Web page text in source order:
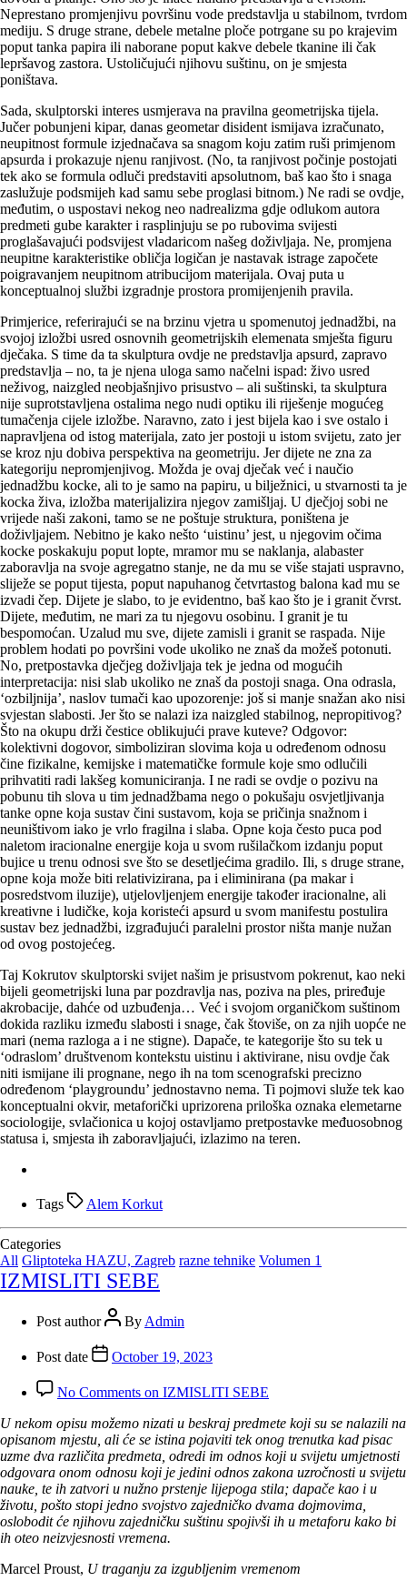
Neprestano promjenjivu površinu vode predstavlja u stabilnom, tvrdom
mediju. S druge strane, debele metalne ploče potrgane su po krajevim
poput tanka papira ili naborane poput kakve debele tkanine ili čak
lepršavog zastora. Ustoličujući njihovu suštinu, on je smjesta
poništava.
Sada, skulptorski interes usmjerava na pravilna geometrijska tijela.
Jučer pobunjeni kipar, danas geometar disident ismijava izračunato,
neupitnost formule izjednačava sa snagom koju zatim ruši primjenom
apsurda i prokazuje njenu ranjivost. (No, ta ranjivost počinje postojati
tek ako se formula odluči predstaviti apsolutnom, baš kao što i snaga
zaslužuje podsmijeh kad samu sebe proglasi bitnom.) Ne radi se ovdje,
međutim, o uspostavi nekog neo nadrea­lizma gdje odlukom autora
predmeti gube karakter i rasplinjuju se po rubovima svijesti
proglašavajući podsvijest vladaricom našeg doživljaja. Ne, promjena
neupitne karakteristike obličja logičan je nastavak istrage započete
poigravanjem neupitnom atribucijom materijala. Ovaj puta u
konceptualnoj službi izgradnje prostora promijenjenih pravila.
Primjerice, referirajući se na brzinu vjetra u spomenutoj jednadžbi, na
svojoj izložbi usred osnovnih geometrijskih elemenata smješta figuru
dječaka. S time da ta skulptura ovdje ne predstavlja apsurd, zapravo
predstavlja – no, ta je njena uloga samo načelni ispad: živo usred
neživog, naizgled neobjašnjivo prisustvo – ali suštinski, ta skulptura
nije suprotstavljena ostalima nego nudi optiku ili riješenje mogućeg
tumačenja cijele izložbe. Naravno, zato i jest bijela kao i sve ostalo i
napravljena od istog materijala, zato jer postoji u istom svijetu, zato jer
se kroz nju dobiva perspektiva na geometriju. Jer dijete ne zna za
kategoriju nepromjenjivog. Možda je ovaj dječak već i naučio
jednadžbu kocke, ali to je samo na papiru, u bilježnici, u stvarnosti ta je
kocka živa, izložba materijalizira njegov zamišljaj. U dječjoj sobi ne
vrijede naši zakoni, tamo se ne poštuje struktura, poništena je
doživljajem. Nebitno je kako nešto ‘uistinu’ jest, u njegovim očima
kocke poskakuju poput lopte, mramor mu se naklanja, alabaster
zaboravlja na svoje agregatno stanje, ne da mu se više stajati uspravno,
sliježe se poput tijesta, poput napuhanog četvrtastog balona kad mu se
izvadi čep. Dijete je slabo, to je evidentno, baš kao što je i granit čvrst.
Dijete, međutim, ne mari za tu njegovu osobinu. I granit je tu
bespomoćan. Uzalud mu sve, dijete zamisli i granit se raspada. Nije
problem hodati po površini vode ukoliko ne znaš da možeš potonuti.
No, pretpostavka dječjeg doživljaja tek je jedna od mogućih
interpretacija: nisi slab ukoliko ne znaš da postoji snaga. Ona odrasla,
‘ozbiljnija’, naslov tumači kao upozorenje: još si manje snažan ako nisi
svjestan slabosti. Jer što se nalazi iza naizgled stabilnog, nepropitivog?
Što na okupu drži čestice oblikujući prave kuteve? Odgovor:
kolektivni dogovor, simboliziran slovima koja u određenom odnosu
čine fizikalne, kemijske i matematičke formule koje smo odlučili
prihvatiti radi lakšeg komuniciranja. I ne radi se ovdje o pozivu na
pobunu tih slova u tim jednadžbama nego o pokušaju osvjetljivanja
tanke opne koja sustav čini sustavom, koja se pričinja snažnom i
neuništivom iako je vrlo fragilna i slaba. Opne koja često puca pod
naletom iracionalne energije koja u svom rušilačkom izdanju poput
bujice u trenu odnosi sve što se desetljećima gradilo. Ili, s druge strane,
opne koja može biti relativizirana, pa i eliminirana (pa makar i
posredstvom iluzije), utjelovljenjem energije također iracionalne, ali
kreativne i ludičke, koja koristeći apsurd u svom manifestu postulira
sustav bez jednadžbi, izgrađujući paralelni prostor ništa manje nužan
od ovog postojećeg.
Taj Kokrutov skulptorski svijet našim je prisustvom pokrenut, kao neki
bijeli geometrijski luna par pozdravlja nas, poziva na ples, priređuje
akrobacije, dahće od uzbuđenja… Već i svojom organičkom suštinom
dokida razliku između slabosti i snage, čak štoviše, on za njih uopće ne
mari (nema razloga a i ne stigne). Dapače, te kategorije što su tek u
‘odraslom’ društvenom kontekstu uistinu i aktivirane, nisu ovdje čak
niti ismijane ili prognane, nego ih na tom scenografski precizno
određenom ‘playgroundu’ jednostavno nema. Ti pojmovi služe tek kao
konceptualni okvir, metaforički uprizorena priloška oznaka elemetarne
sociologije, svlačionica u kojoj ostavljamo pretpostavke međuosobnog
statusa i, smjesta ih zaboravljajući, izlazimo na teren.
Tags Alem Korkut
Categories
All Gliptoteka HAZU, Zagreb razne tehnike Volumen 1
IZMISLITI SEBE
Post author By Admin
Post date October 19, 2023
No Comments on IZMISLITI SEBE
U nekom opisu možemo nizati u beskraj predmete koji su se nalazili na
opisanom mjestu, ali će se istina pojaviti tek onog trenutka kad pisac
uzme dva različita predmeta, odredi im odnos koji u svijetu umjetnosti
odgovara onom odnosu koji je jedini odnos zakona uzročnosti u svijetu
nauke, te ih zatvori u nužno prstenje lijepoga stila; dapače kao i u
životu, pošto stopi jedno svojstvo zajedničko dvama dojmovima,
oslobodit će njihovu zajedničku suštinu spojivši ih u metaforu kako bi
ih oteo neizvjesnosti vremena.
Marcel Proust, U traganju za izgubljenim vremenom